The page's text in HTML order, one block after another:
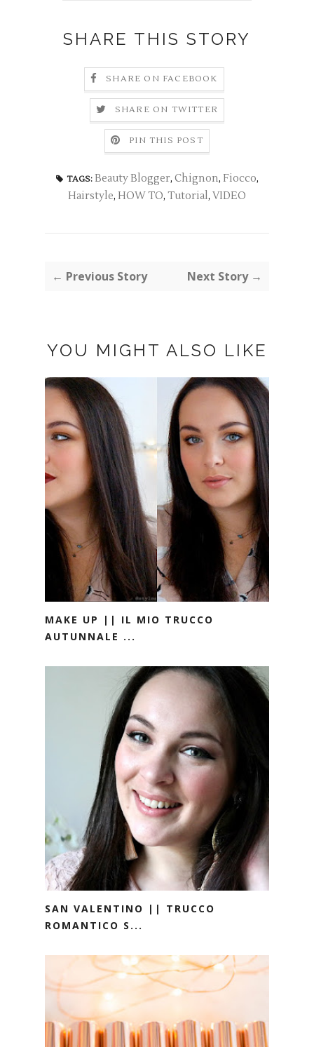
SHARE THIS STORY
SHARE ON FACEBOOK
SHARE ON TWITTER
PIN THIS POST
TAGS: Beauty Blogger, Chignon, Fiocco,
Hairstyle, HOW TO, Tutorial, VIDEO
← Previous Story Next Story →
YOU MIGHT ALSO LIKE
MAKE UP || IL MIO TRUCCO
AUTUNNALE ...
SAN VALENTINO || TRUCCO
ROMANTICO S...